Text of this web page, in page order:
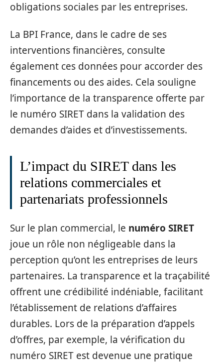
obligations sociales par les entreprises.
La BPI France, dans le cadre de ses
interventions financières, consulte
également ces données pour accorder des
financements ou des aides. Cela souligne
l’importance de la transparence offerte par
le numéro SIRET dans la validation des
demandes d’aides et d’investissements.
L’impact du SIRET dans les
relations commerciales et
partenariats professionnels
Sur le plan commercial, le numéro SIRET
joue un rôle non négligeable dans la
perception qu’ont les entreprises de leurs
partenaires. La transparence et la traçabilité
offrent une crédibilité indéniable, facilitant
l’établissement de relations d’affaires
durables. Lors de la préparation d’appels
d’offres, par exemple, la vérification du
numéro SIRET est devenue une pratique